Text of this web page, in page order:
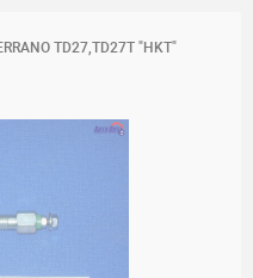
TD27,TD27T "HKT"